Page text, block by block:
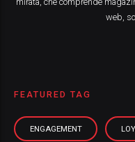
web,
FEATURED TAG
ENGAGEMENT